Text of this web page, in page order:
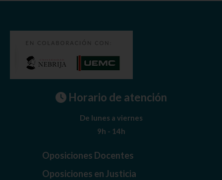
Horario de atención
De lunes a viernes
9h - 14h
Oposiciones Docentes
Oposiciones en Justicia